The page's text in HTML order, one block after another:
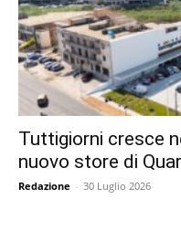
Tuttigiorni cresce
nuovo store di
Redazione - 30 Luglio 2026